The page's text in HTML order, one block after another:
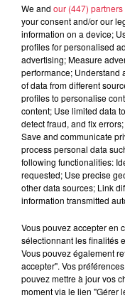
Date
Lieu
Organisateur
Tarif
We and our (447) partners
your consent and/or our
information on a device;
profiles for personalised
advertising; Measure
performance; Understand
of data from different
profiles to personalise
content; Use limited data
detect fraud, and fix
Save and communicate
process personal data
following functionalities:
requested; Use precise
other data sources; Link
information transmitted
Vous pouvez accepter en
sélectionnant les finalités
Vous pouvez également
accepter". Vos
pouvez mettre à jour vos
moment via le lien "Gérer